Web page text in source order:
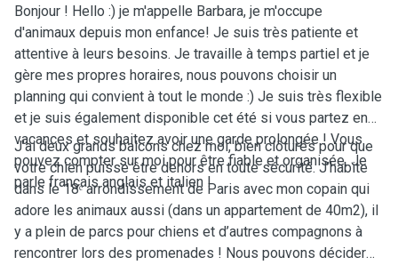
Bonjour ! Hello :) je m'appelle Barbara, je m'occupe
d'animaux depuis mon enfance! Je suis très patiente et
attentive à leurs besoins. Je travaille à temps partiel et je
gère mes propres horaires, nous pouvons choisir un
planning qui convient à tout le monde :) Je suis très flexible
et je suis également disponible cet été si vous partez en
vacances et souhaitez avoir une garde prolongée ! Vous
pouvez compter sur moi pour être fiable et organisée. Je
parle français anglais et italien !
J’ai deux grands balcons chez moi, bien clôturés pour que
votre chien puisse être dehors en toute sécurité. J’habite
dans le 18ᵉ arrondissement de Paris avec mon copain qui
adore les animaux aussi (dans un appartement de 40m2), il
y a plein de parcs pour chiens et d’autres compagnons à
rencontrer lors des promenades ! Nous pouvons décider